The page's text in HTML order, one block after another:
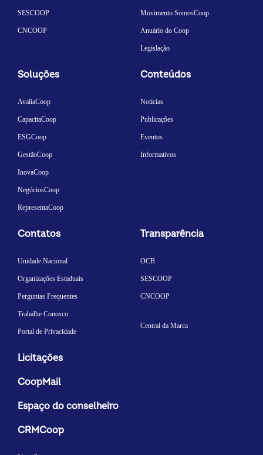
SESCOOP
CNCOOP
Movimento SomosCoop
Anuário do Coop
Legislação
Soluções
AvaliaCoop
CapacitaCoop
ESGCoop
GestãoCoop
InovaCoop
NegóciosCoop
RepresentaCoop
Conteúdos
Notícias
Publicações
Eventos
Informativos
Contatos
Unidade Nacional
Organizações Estaduais
Perguntas Frequentes
Trabalhe Conosco
Portal de Privacidade
Transparência
OCB
SESCOOP
CNCOOP
Central da Marca
Licitações
CoopMail
Espaço do conselheiro
CRMCoop